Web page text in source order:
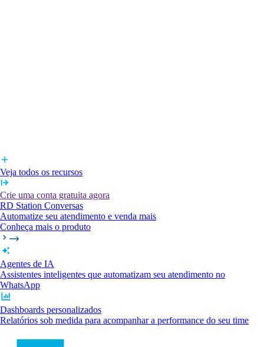
Veja todos os recursos
Crie uma conta gratuita agora
RD Station Conversas
Automatize seu atendimento e venda mais
Conheça mais o produto
Agentes de IA
Assistentes inteligentes que automatizam seu atendimento no
WhatsApp
Dashboards personalizados
Relatórios sob medida para acompanhar a performance do seu time